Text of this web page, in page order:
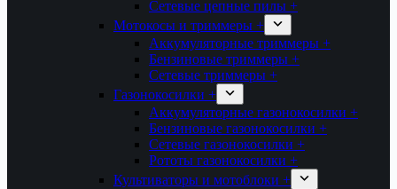
Сетевые цепные пилы +
Мотокосы и триммеры +
Аккумуляторные триммеры +
Бензиновые триммеры +
Сетевые триммеры +
Газонокосилки +
Аккумуляторные газонокосилки +
Бензиновые газонокосилки +
Сетевые газонокосилки +
Рототы газонокосилки +
Культиваторы и мотоблоки +